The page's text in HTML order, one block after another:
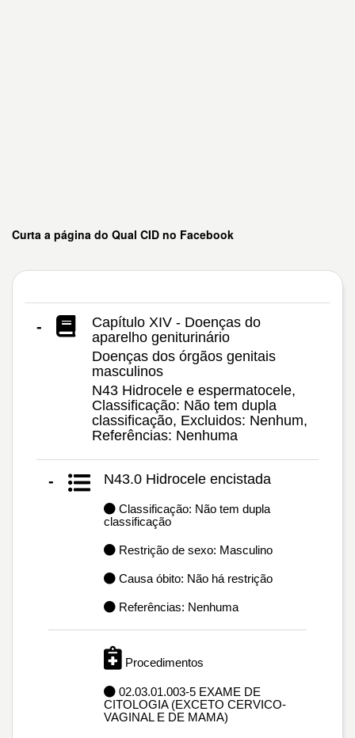
Curta a página do Qual CID no Facebook
-
Capítulo XIV - Doenças do
aparelho geniturinário
Doenças dos órgãos genitais
masculinos
N43 Hidrocele e espermatocele,
Classificação: Não tem dupla
classificação, Excluidos: Nenhum,
Referências: Nenhuma
- N43.0 Hidrocele encistada
Classificação: Não tem dupla
classificação
Restrição de sexo: Masculino
Causa óbito: Não há restrição
Referências: Nenhuma
Procedimentos
02.03.01.003-5 EXAME DE
CITOLOGIA (EXCETO CERVICO-
VAGINAL E DE MAMA)